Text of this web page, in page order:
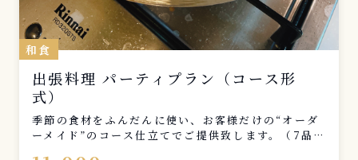
和食
出張料理 パーティプラン（コース形
式）
季節の食材をふんだんに使い、お客様だけの“オーダ
ーメイド”のコース仕立てでご提供致します。（7品